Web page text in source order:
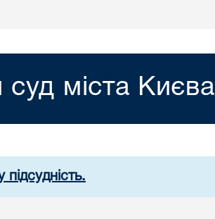
міста Києва
підсудність.